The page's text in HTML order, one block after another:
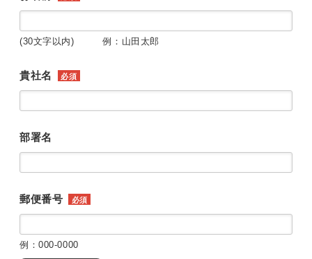
(30文字以内) 例：山田太郎
貴社名 必須
部署名
郵便番号 必須
例：000-0000